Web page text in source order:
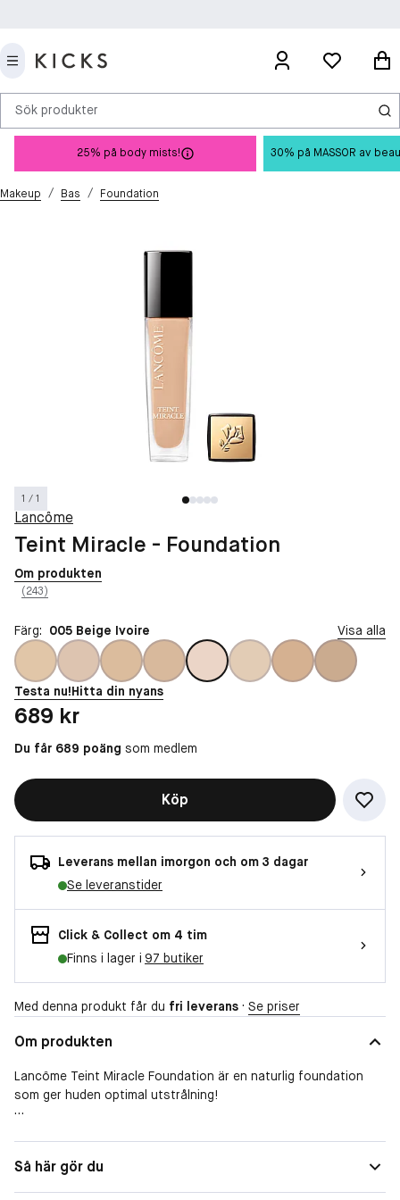
Sök produkter
25% på body mists! 30% på MASSOR av
Makeup / Bas / Foundation
1 / 1
Lancôme
Teint Miracle - Foundation
Om produkten
(243)
Färg: 005 Beige Ivoire Visa alla
Testa nu!Hitta din nyans
Pris: 689 kr
689 kr
Du får 689 poäng som medlem
Köp
Leverans mellan imorgon och om 3 dagar
Se leveranstider
Click & Collect om 4 tim
Finns i lager i 97 butiker
Med denna produkt får du fri leverans · Se priser
Om produkten
Lancôme Teint Miracle Foundation är en naturlig foundation
som ger huden optimal utstrålning!
Aura-Inside™-teknik har utvecklats av Lancôme och ligger
bakom den stora framgång som Teint Miracle Foundation fått -
Så här gör du